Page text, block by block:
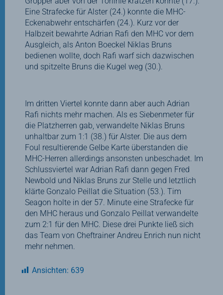
Eine Strafecke für Alster (24.) konnte die MHC-
Eckenabwehr entschärfen (24.). Kurz vor der
Halbzeit bewahrte Adrian Rafi den MHC vor dem
Ausgleich, als Anton Boeckel Niklas Bruns
bedienen wollte, doch Rafi warf sich dazwischen
und spitzelte Bruns die Kugel weg (30.).
Im dritten Viertel konnte dann aber auch Adrian
Rafi nichts mehr machen. Als es Siebenmeter für
die Platzherren gab, verwandelte Niklas Bruns
unhaltbar zum 1:1 (38.) für Alster. Die aus dem
Foul resultierende Gelbe Karte überstanden die
MHC-Herren allerdings ansonsten unbeschadet. Im
Schlussviertel war Adrian Rafi dann gegen Fred
Newbold und Niklas Bruns zur Stelle und letztlich
klärte Gonzalo Peillat die Situation (53.). Tim
Seagon holte in der 57. Minute eine Strafecke für
den MHC heraus und Gonzalo Peillat verwandelte
zum 2:1 für den MHC. Diese drei Punkte ließ sich
das Team von Cheftrainer Andreu Enrich nun nicht
mehr nehmen.
Ansichten: 639